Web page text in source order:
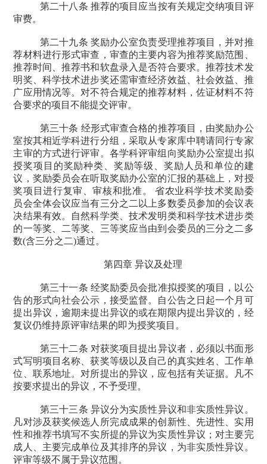
第二十八条 推荐的项目应当按有关规定交纳项目评
审费。
第二十九条 奖励办公室负责受理推荐项目，并对推
荐材料进行形式审查，审查的主要内容为推荐奖励范围、
推荐时间、推荐书和软盘录入是否符合要求。推荐技术发
明奖、科学技术进步奖还需审查经济效益、社会效益、推
广应用情况等。对不符合规定的推荐材料，佐证材料不符
合要求的项目不能提交评审。
第三十条 经形式审查合格的推荐项目，由奖励办公
室按其相近学科进行分组，采取从专家库中聘请同行专家
主审的方式进行评审。各学科评审组向奖励办公室提出拟
授奖项目的奖励种类、奖励等级、奖励人员和单位的建
议，奖励委员会在听取奖励办公室的汇报的基础上，对授
奖项目进行复审、审核和批准。 省农业科学技术奖励委
员会全体会议应当有三分之二以上多数委员参加的会议表
决结果有效。自然科学类、技术发明类和科学技术进步类
的一等奖、二等奖、三等奖应当由到会委员的三分之二多
数(含三分之二)通过。
第四章 异议及处理
第三十一条 经奖励委员会批准拟授奖的项目，以公
告的形式向社会公示，接受监督。自公告之日起一个月可
提出异议，逾期未提出异议的或在期限内提出异议的，经
复议仍维持原评审结果的即为授奖项目。
第三十二条 对获奖项目提出异议者，必须以书面形
式写明项目名称、获奖等级以及自己的真实姓名、工作单
位、联系地址。对所提出的异议，应包括有关证据。凡不
按要求提出的异议，不予受理。
第三十三条 异议分为实质性异议和非实质性异议。
凡对涉及获奖候选人所完成成果的创新性、先进性、实用
性和推荐书填写不实所提的异议为实质性异议；对主要完
成人、主要完成单位及其排序的异议，为非实质性异议。
评审等级不属于异议范围。